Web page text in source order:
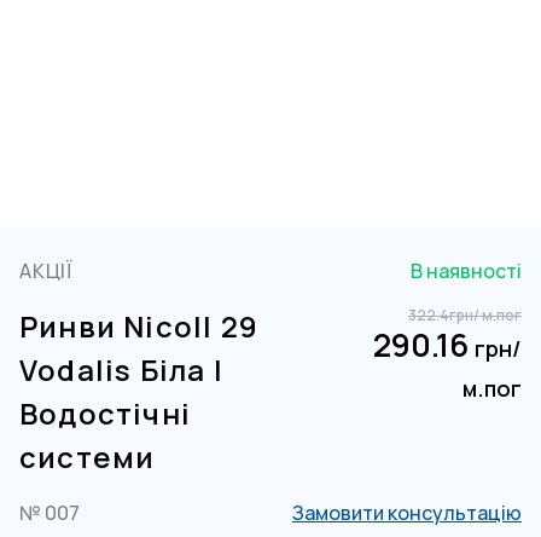
АКЦІЇ В наявності
Ринви Nicoll 29
Vodalis Біла |
Водостічні
системи
322.4грн/ м.пог
290.16 грн/
м.пог
№ 007 Замовити консультацію